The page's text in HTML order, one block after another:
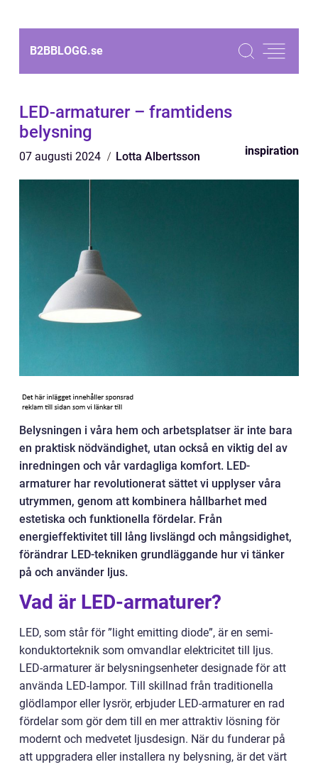
B2BBLOGG.se
LED-armaturer – framtidens
belysning
07 augusti 2024 Lotta Albertsson inspiration
Belysningen i våra hem och arbetsplatser är inte bara
en praktisk nödvändighet, utan också en viktig del av
inredningen och vår vardagliga komfort. LED-
armaturer har revolutionerat sättet vi upplyser våra
utrymmen, genom att kombinera hållbarhet med
estetiska och funktionella fördelar. Från
energieffektivitet till lång livslängd och mångsidighet,
förändrar LED-tekniken grundläggande hur vi tänker
på och använder ljus.
Vad är LED-armaturer?
LED, som står för ”light emitting diode”, är en semi-
konduktorteknik som omvandlar elektricitet till ljus.
LED-armaturer är belysningsenheter designade för att
använda LED-lampor. Till skillnad från traditionella
glödlampor eller lysrör, erbjuder LED-armaturer en rad
fördelar som gör dem till en mer attraktiv lösning för
modernt och medvetet ljusdesign. När du funderar på
att uppgradera eller installera ny belysning, är det värt